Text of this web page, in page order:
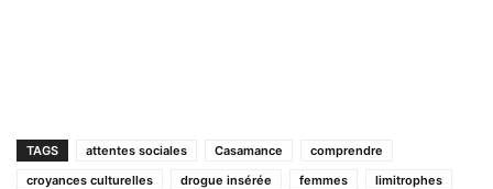
TAGS attentes sociales Casamance
comprendre
croyances culturelles
drogue insérée femmes
limitrophes